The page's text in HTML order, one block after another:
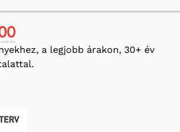
a legjobb árakon, 30+ év